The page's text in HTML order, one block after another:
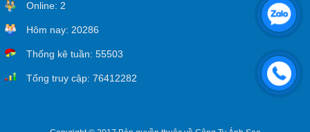
Online: 2
Hôm nay: 20286
Thống kê tuần: 55503
Tổng truy cập: 76412282